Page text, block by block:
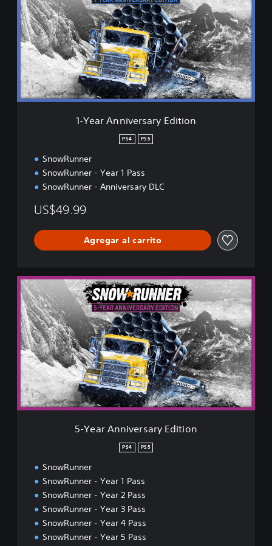
e
a
A
n
v
e
1-Year Anniversary Edition
PS4 PS5
SnowRunner
SnowRunner - Year 1 Pass
SnowRunner - Anniversary DLC
US$49.99
Agregar al carrito
5
Y
e
a
A
n
v
e
5-Year Anniversary Edition
PS4 PS5
SnowRunner
SnowRunner - Year 1 Pass
SnowRunner - Year 2 Pass
SnowRunner - Year 3 Pass
SnowRunner - Year 4 Pass
SnowRunner - Year 5 Pass